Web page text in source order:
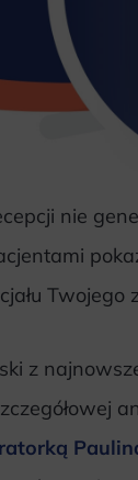
nie
Twojego
z